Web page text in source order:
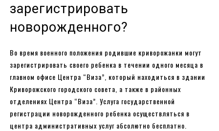
зарегистрировать
новорожденного?
Во время военного положения родившие криворожанки могут
зарегистрировать своего ребенка в течении одного месяца в
главном офисе Центра “Виза”, который находиться в здании
Криворожского городского совета, а также в районных
отделениях Центра “Виза”. Услуга государственной
регистрации новорожденного ребенка осуществляться в
центра административных услуг абсолютно бесплатно.